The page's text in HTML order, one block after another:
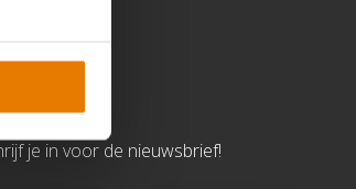
je in voor de nieuwsbrief!